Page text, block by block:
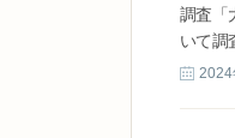
調査「
いて調
2024